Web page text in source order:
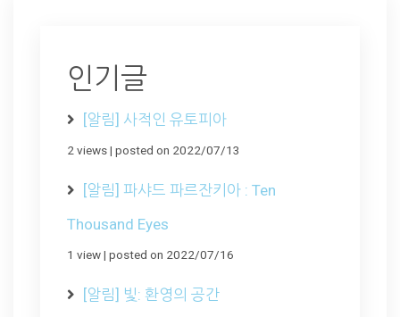
인기글
[알림] 사적인 유토피아
2 views| posted on 2022/07/13
[알림] 파샤드 파르잔키아 : Ten
Thousand Eyes
1 view| posted on 2022/07/16
[알림] 빛: 환영의 공간